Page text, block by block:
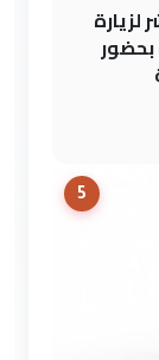
لزيارة
5